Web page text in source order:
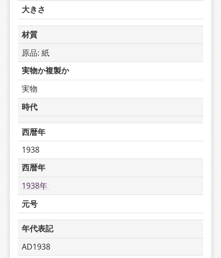
大きさ
材質
原品: 紙
実物か複製か
実物
時代
西暦年
1938
西暦年
1938年
元号
年代表記
AD1938